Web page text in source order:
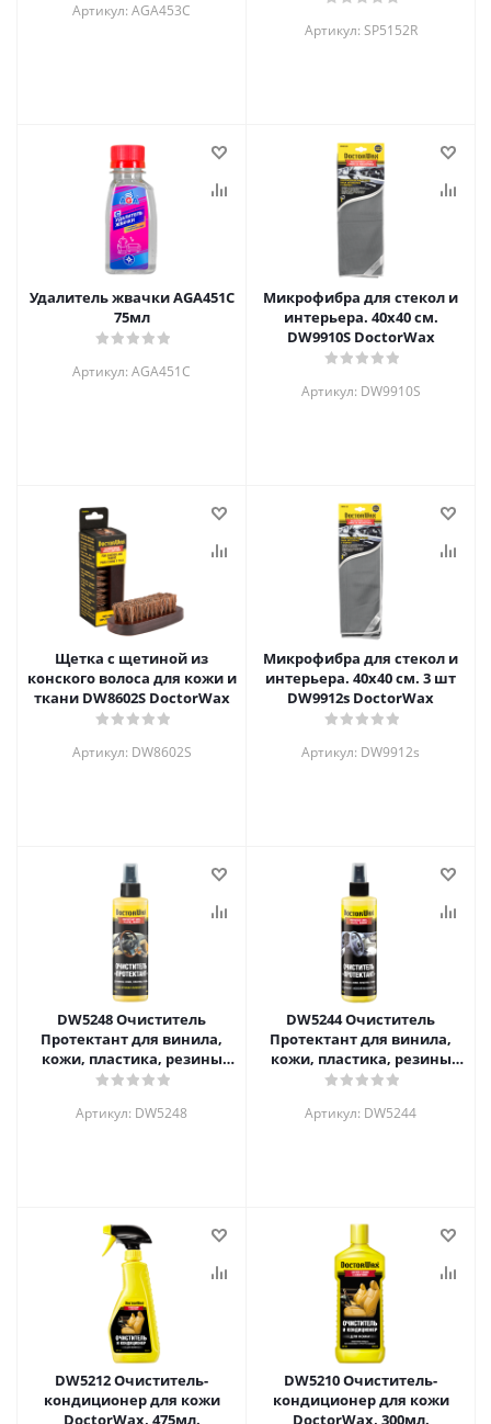
Артикул: AGA453C
Артикул: SP5152R
Удалитель жвачки AGA451C
75мл
Артикул: AGA451C
Микрофибра для стекол и
интерьера. 40x40 см.
DW9910S DoctorWax
Артикул: DW9910S
Щетка с щетиной из
конского волоса для кожи и
ткани DW8602S DoctorWax
Артикул: DW8602S
Микрофибра для стекол и
интерьера. 40x40 см. 3 шт
DW9912s DoctorWax
Артикул: DW9912s
DW5248 Очиститель
Протектант для винила,
кожи, пластика, резины
(лимон) DoctorWax, 236мл.
Артикул: DW5248
DW5244 Очиститель
Протектант для винила,
кожи, пластика, резины
(аромат нового
Артикул: DW5244
DW5212 Очиститель-
кондиционер для кожи
DoctorWax, 475мл.
DW5210 Очиститель-
кондиционер для кожи
DoctorWax, 300мл.